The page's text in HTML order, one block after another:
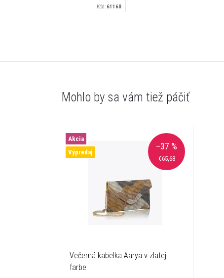
Kód: 61160
Akcia
Výpredaj
€65,68
–37 %
Večerná kabelka Aarya v zlatej
farbe